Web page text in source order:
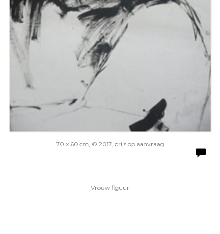
70 x 60 cm, © 2017, prijs op aanvraag
Vrouw figuur